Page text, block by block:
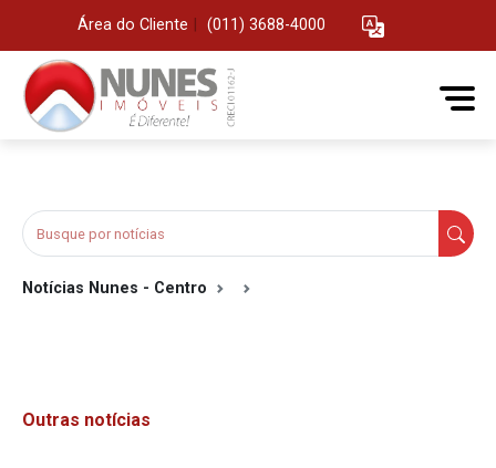
Área do Cliente (011) 3688-4000
Notícias Nunes - Centro
Outras notícias